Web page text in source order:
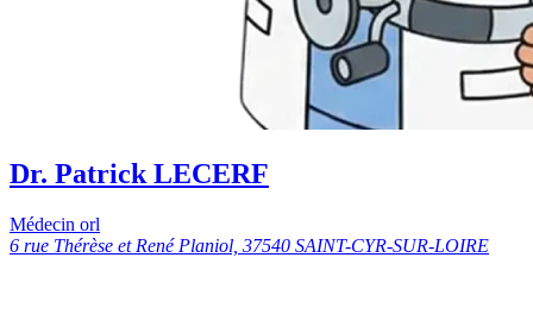
Dr. Patrick LECERF
Médecin orl
6 rue Thérèse et René Planiol, 37540 SAINT-CYR-SUR-LOIRE